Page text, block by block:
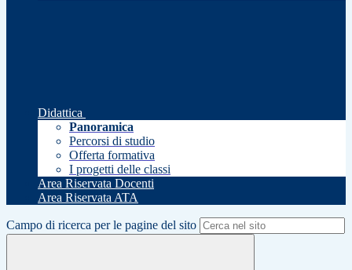
Didattica
Panoramica
Percorsi di studio
Offerta formativa
I progetti delle classi
Area Riservata Docenti
Area Riservata ATA
Campo di ricerca per le pagine del sito